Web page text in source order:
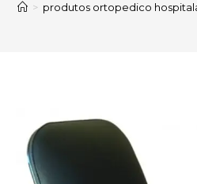
> produtos ortopedico